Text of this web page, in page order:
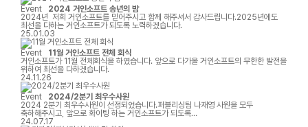
Event
2024 거인소프트 송년의 밤
2024년 저희 거인소프트를 믿어주시고 함께 해주셔서 감사드립니다.2025년에도
최선을 다하는 거인소프트가 되도록 노력하겠습니다.
25.01.03
Event
11월 거인소프트 전체 회식
거인소프트가 11월 전체회식을 하였습니다. 앞으로 다가올 거인소프트의 무한한 발전을
위하여 최선을 다하겠습니다.
24.11.26
Event
2024/2분기 최우수사원
2024 2분기 최우수사원이 선정되었습니다.퍼블리싱팀 나재영 사원을 모두
축하해주시고, 앞으로 화이팅 하는 거인소프트가 되도록
합시다!2분기 최우수사원퍼블리싱팀 나재영 사원저를 2024년도 2분기 우수사원으로
24.07.17